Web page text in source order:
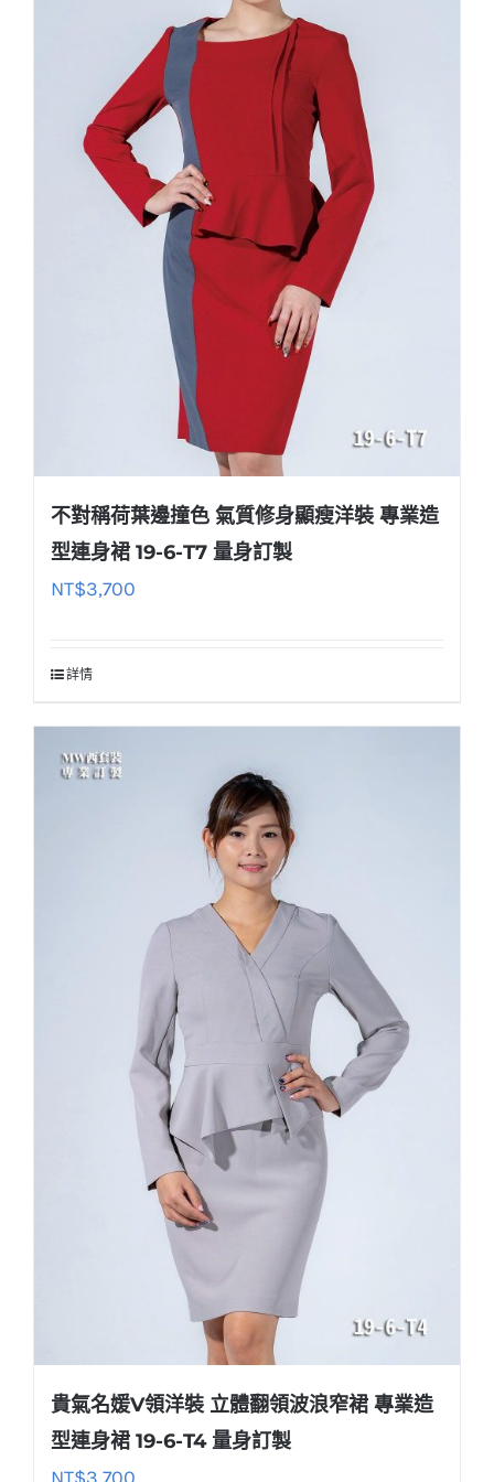
不對稱荷葉邊撞色 氣質修身顯瘦洋裝 專業造
型連身裙 19-6-T7 量身訂製
NT$3,700
詳情
貴氣名媛V領洋裝 立體翻領波浪窄裙 專業造
型連身裙 19-6-T4 量身訂製